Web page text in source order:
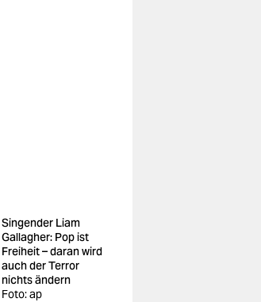
Singender Liam
Gallagher: Pop ist
Freiheit – daran wird
auch der Terror
nichts ändern
Foto: ap